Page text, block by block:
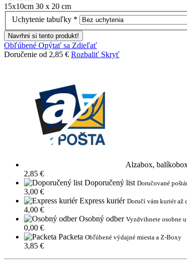
15x10cm 30 x 20 cm
Uchytenie tabuľky *
Navrhni si tento produkt!
Obľúbené Opýtať sa Zdieľať
Doručenie od 2,85 € Rozbaliť Skryť
Alzabox,
2,85 €
Doporučený list Doručované
3,00 €
Express kuriér Doručí vám kuriér až
4,00 €
Osobný odber Vyzdvihnete osobne u
0,00 €
Packeta Obľúbené výdajné miesta a Z-Boxy
3,85 €